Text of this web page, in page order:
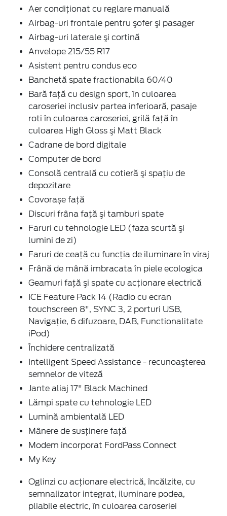
Aer condiţionat cu reglare manuală
Airbag-uri frontale pentru şofer şi pasager
Airbag-uri laterale şi cortină
Anvelope 215/55 R17
Asistent pentru condus eco
Banchetă spate fractionabila 60/40
Bară faţă cu design sport, în culoarea
caroseriei inclusiv partea inferioară, pasaje
roti în culoarea caroseriei, grilă faţă în
culoarea High Gloss şi Matt Black
Cadrane de bord digitale
Computer de bord
Consolă centrală cu cotieră şi spaţiu de
depozitare
Covorașe față
Discuri frâna faţă şi tamburi spate
Faruri cu tehnologie LED (faza scurtă şi
lumini de zi)
Faruri de ceaţă cu funcţia de iluminare în viraj
Frână de mână imbracata în piele ecologica
Geamuri faţă şi spate cu acţionare electrică
ICE Feature Pack 14 (Radio cu ecran
touchscreen 8", SYNC 3, 2 porturi USB,
Navigaţie, 6 difuzoare, DAB, Functionalitate
iPod)
Închidere centralizată
Intelligent Speed Assistance - recunoaşterea
semnelor de viteză
Jante aliaj 17" Black Machined
Lămpi spate cu tehnologie LED
Lumină ambientală LED
Mânere de susţinere faţă
Modem incorporat FordPass Connect
My Key
Oglinzi cu acţionare electrică, încălzite, cu
semnalizator integrat, iluminare podea,
pliabile electric, în culoarea caroseriei